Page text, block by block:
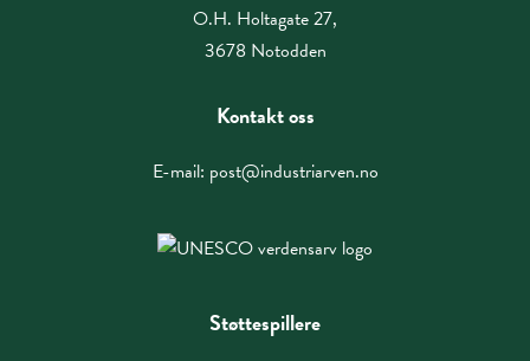
O.H. Holtagate 27,
3678 Notodden
Kontakt oss
E-mail: post@industriarven.no
Støttespillere